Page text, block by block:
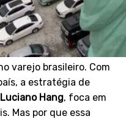
varejo brasileiro. Com
a estratégia de
Luciano Hang, foca em
Mas por que essa